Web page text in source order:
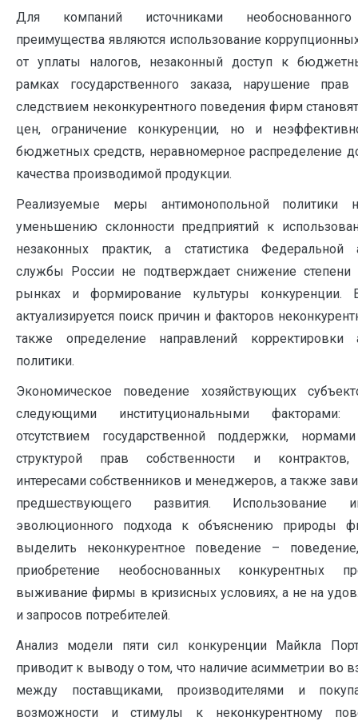
Для компаний источниками необоснованного
преимущества являются использование
от уплаты налогов, незаконный доступ к
рамках государственного заказа, нарушение прав
следствием неконкурентного поведения фирм
цен, ограничение конкуренции, но и
бюджетных средств, неравномерное распределение
качества производимой продукции.
Реализуемые меры антимонопольной политики
уменьшению склонности предприятий к
незаконных практик, а статистика Федеральной
службы России не подтверждает снижение степени
рынках и формирование культуры
актуализируется поиск причин и факторов
также определение направлений корректировки
политики.
Экономическое поведение хозяйствующих
следующими институциональными
отсутствием государственной поддержки,
структурой прав собственности и контрактов,
интересами собственников и менеджеров, а также
предшествующего развития. Использование
эволюционного подхода к объяснению природы
выделить неконкурентное поведение –
приобретение необоснованных конкурентных
выживание фирмы в кризисных условиях, а не на
и запросов потребителей.
Анализ модели пяти сил конкуренции Майкла
приводит к выводу о том, что наличие асимметрии во
между поставщиками, производителями и
возможности и стимулы к неконкурентному